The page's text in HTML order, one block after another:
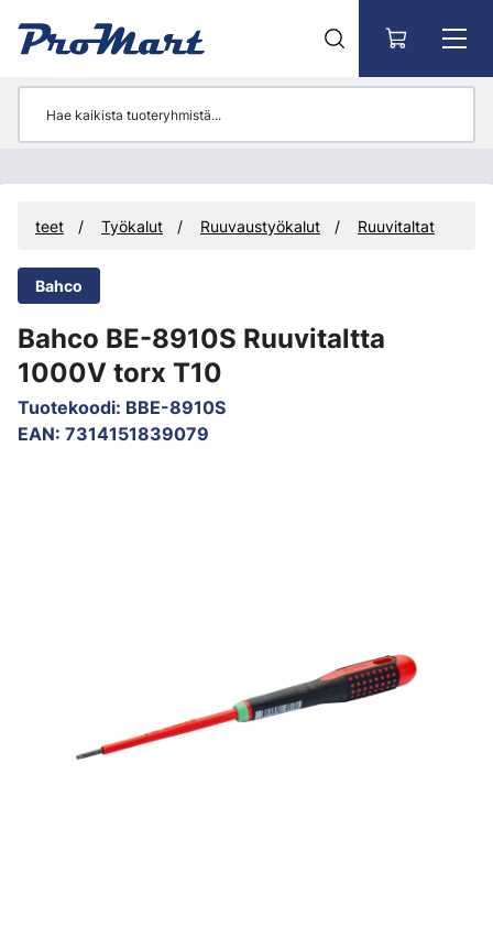
Tuotteet Työkalut Ruuvaustyökalut Ruuvitaltat
Bahco
Bahco BE-8910S Ruuvitaltta
1000V torx T10
Tuotekoodi: BBE-8910S
EAN: 7314151839079